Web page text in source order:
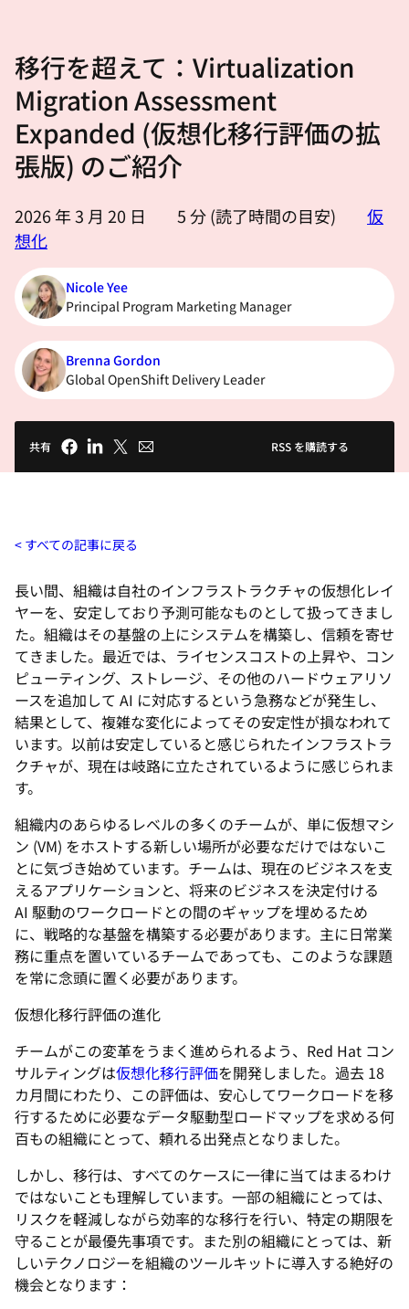
択
だ
い
移行を超えて：Virtualization
Migration Assessment
Expanded (仮想化移行評価の拡
張版) のご紹介
2026 年 3 月 20 日 5分 (読了時間の目安)
仮
想化
Nicole Yee
Principal Program Marketing Manager
Brenna Gordon
Global OpenShift Delivery Leader
共有 RSS を購読する
すべての記事に戻る
長い間、組織は自社のインフラストラクチャの仮想化レイ
ヤーを、安定しており予測可能なものとして扱ってきまし
た。組織はその基盤の上にシステムを構築し、信頼を寄せ
てきました。最近では、ライセンスコストの上昇や、コン
ピューティング、ストレージ、その他のハードウェアリソ
ースを追加して AI に対応するという急務などが発生し、
結果として、複雑な変化によってその安定性が損なわれて
います。以前は安定していると感じられたインフラストラ
クチャが、現在は岐路に立たされているように感じられま
す。
組織内のあらゆるレベルの多くのチームが、単に仮想マシ
ン (VM) をホストする新しい場所が必要なだけではないこ
とに気づき始めています。チームは、現在のビジネスを支
えるアプリケーションと、将来のビジネスを決定付ける
AI 駆動のワークロードとの間のギャップを埋めるため
に、戦略的な基盤を構築する必要があります。主に日常業
務に重点を置いているチームであっても、このような課題
を常に念頭に置く必要があります。
仮想化移行評価の進化
チームがこの変革をうまく進められるよう、Red Hat コン
サルティングは仮想化移行評価を開発しました。過去 18
カ月間にわたり、この評価は、安心してワークロードを移
行するために必要なデータ駆動型ロードマップを求める何
百もの組織にとって、頼れる出発点となりました。
しかし、 移行は、すべてのケースに一律に当てはまるわけ
ではないことも理解しています。一部の組織にとっては、
リスクを軽減しながら効率的な移行を行い、特定の期限を
守ることが最優先事項です。また別の組織にとっては、新
しいテクノロジーを組織のツールキットに導入する絶好の
機会となります：